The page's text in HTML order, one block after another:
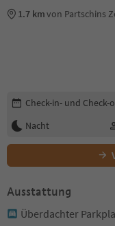
1.7 kmvon Partschins
Buchungsdetails
Check-in- und Check-
Nacht
Ausstattung
Überdachter